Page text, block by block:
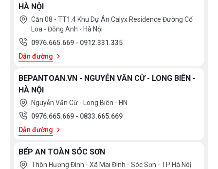
HÀ NỘI
Căn 08 - TT1.4 Khu Dự Án Calyx Residence Đường Cổ
Loa - Đông Anh - Hà Nội
0976.665.669 - 0912.331.335
Dẫn đường
BEPANTOAN.VN - NGUYỄN VĂN CỪ - LONG BIÊN -
HÀ NỘI
Nguyễn Văn Cừ - Long Biên - HN
0976.665.669 - 0833.665.669
Dẫn đường
BẾP AN TOÀN SÓC SƠN
Thôn Hương Đình - Xã Mai Đình - Sóc Sơn - TP Hà Nôị